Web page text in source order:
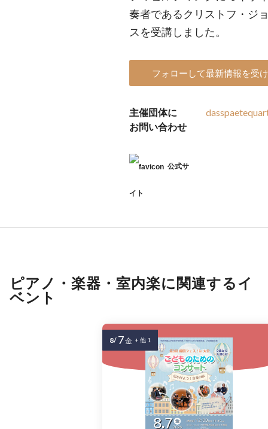
奏者であるクリストフ・ジ
スを受講しました。
フォローして最新情報を受
主催団体に
お問い合わせ
公式サ
イト
ピアノ・楽器・室内楽に関連するイ
ベント
8/ 7金 + 他 1